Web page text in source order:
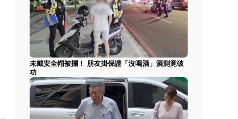
未戴安全帽被攔！ 朋友掛保證「沒喝酒」酒測竟破
功